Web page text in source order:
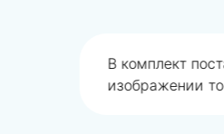
В комплект
изображении